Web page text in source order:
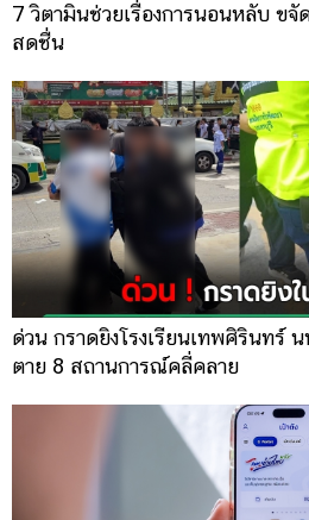
7 วิตามินช่วยเรื่องการนอนหลับ ข
สดชื่น
ด่วน กราดยิงโรงเรียนเทพศิรินทร์
ตาย 8 สถานการณ์คลี่คลาย